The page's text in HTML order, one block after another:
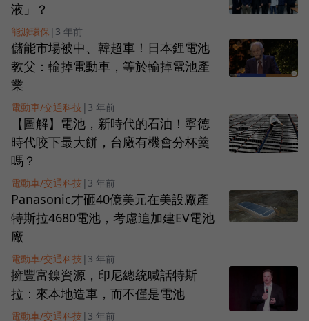
液」？
能源環保 | 3 年前
儲能市場被中、韓超車！日本鋰電池
教父：輸掉電動車，等於輸掉電池產
業
電動車/交通科技 | 3 年前
【圖解】電池，新時代的石油！寧德
時代咬下最大餅，台廠有機會分杯羹
嗎？
電動車/交通科技 | 3 年前
Panasonic才砸40億美元在美設廠產
特斯拉4680電池，考慮追加建EV電池
廠
電動車/交通科技 | 3 年前
擁豐富鎳資源，印尼總統喊話特斯
拉：來本地造車，而不僅是電池
電動車/交通科技 | 3 年前